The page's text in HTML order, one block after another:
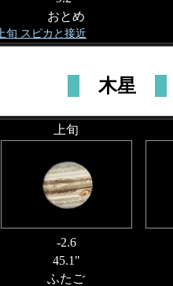
おとめ
上旬 スピカと接近
木星
上旬
-2.6
45.1"
ふたご